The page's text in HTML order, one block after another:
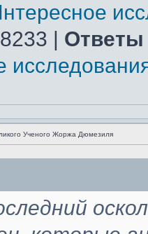
8233 | Ответы
Ученого Жоржа Дюмезиля